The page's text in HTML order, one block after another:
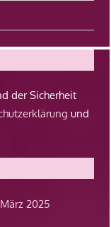
der Sicherheit
und
2025